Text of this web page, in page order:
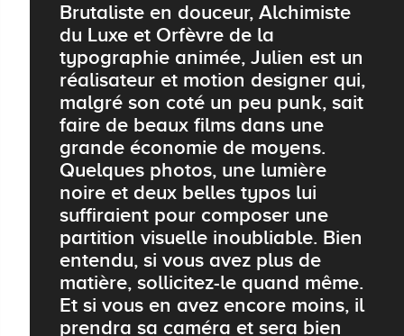
Brutaliste en douceur, Alchimiste
du Luxe et Orfèvre de la
typographie animée, Julien est un
réalisateur et motion designer qui,
malgré son coté un peu punk, sait
faire de beaux films dans une
grande économie de moyens.
Quelques photos, une lumière
noire et deux belles typos lui
suffiraient pour composer une
partition visuelle inoubliable. Bien
entendu, si vous avez plus de
matière, sollicitez-le quand même.
Et si vous en avez encore moins, il
prendra sa caméra et sera bien